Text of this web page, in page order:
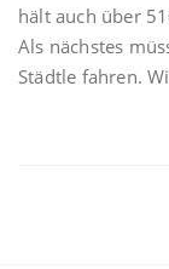
hält auch über
Als nächstes
Städtle fahren.